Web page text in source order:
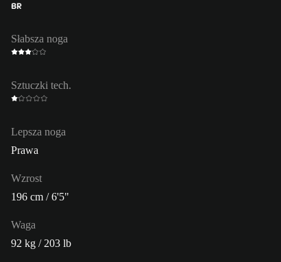
BR
Słabsza noga
Sztuczki tech.
Lepsza noga
Prawa
Wzrost
196 cm / 6'5"
Waga
92 kg / 203 lb